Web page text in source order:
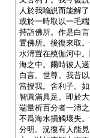
人於我喩説而能解
或於一時取以一毛
持詣佛所。作是白
置佛所。後復來取
水渧置在殑伽河中
海之中。爾時彼人
白言。世尊。我昔
當授我。舍利子。
智圓滿具足。即於
端量析百分者一渧
不爲海水損觸壞失
分明。況復有人能